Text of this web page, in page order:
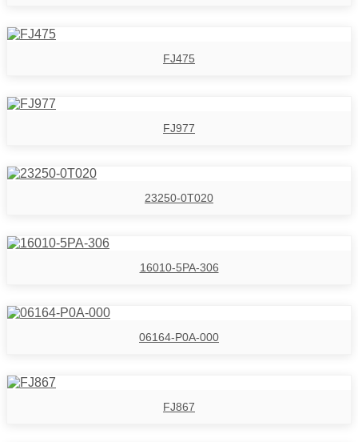
FJ475
FJ977
23250-0T020
16010-5PA-306
06164-P0A-000
FJ867